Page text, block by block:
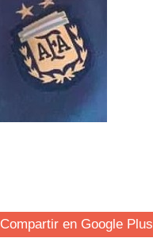
Compartir en Google Plus